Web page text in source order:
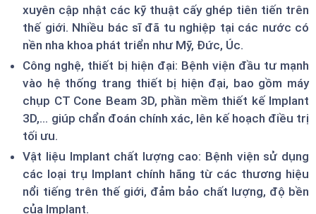
xuyên cập nhật các kỹ thuật cấy ghép tiên tiến trên
thế giới. Nhiều bác sĩ đã tu nghiệp tại các nước có
nền nha khoa phát triển như Mỹ, Đức, Úc.
Công nghệ, thiết bị hiện đại: Bệnh viện đầu tư mạnh
vào hệ thống trang thiết bị hiện đại, bao gồm máy
chụp CT Cone Beam 3D, phần mềm thiết kế Implant
3D,… giúp chẩn đoán chính xác, lên kế hoạch điều trị
tối ưu.
Vật liệu Implant chất lượng cao: Bệnh viện sử dụng
các loại trụ Implant chính hãng từ các thương hiệu
nổi tiếng trên thế giới, đảm bảo chất lượng, độ bền
của Implant.